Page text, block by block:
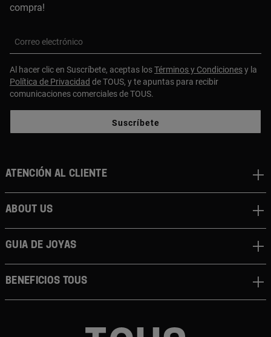
compra!
Correo electrónico
Al hacer clic en Suscríbete, aceptas losTérminos y Condicionesy la
Política de Privacidad de TOUS, y te apuntas para recibir
comunicaciones comerciales de TOUS.
Suscríbete
Atención al cliente
About us
Guia de joyas
Beneficios TOUS